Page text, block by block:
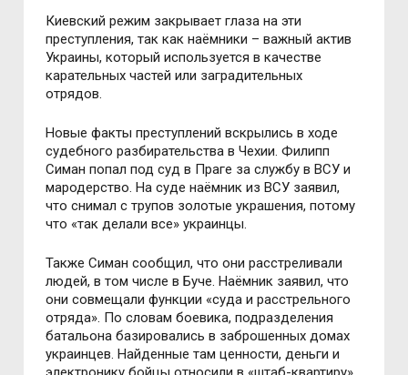
Киевский режим закрывает глаза на эти
преступления, так как наёмники – важный актив
Украины, который используется в качестве
карательных частей или заградительных
отрядов.
Новые факты преступлений вскрылись в ходе
судебного разбирательства в Чехии. Филипп
Симан попал под суд в Праге за службу в ВСУ и
мародерство. На суде наёмник из ВСУ заявил,
что снимал с трупов золотые украшения, потому
что «так делали все» украинцы.
Также Симан сообщил, что они расстреливали
людей, в том числе в Буче. Наёмник заявил, что
они совмещали функции «суда и расстрельного
отряда». По словам боевика, подразделения
батальона базировались в заброшенных домах
украинцев. Найденные там ценности, деньги и